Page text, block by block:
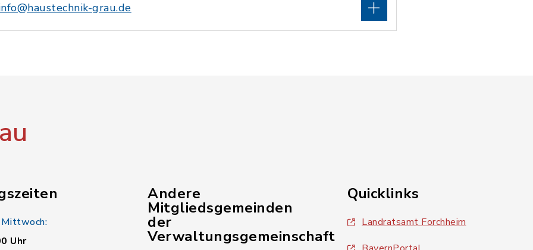
grau.de
Uhr
Andere
Mitgliedsgemeinden
der
Verwaltungsgemeinschaft
Quicklinks
Landratsamt Forchheim